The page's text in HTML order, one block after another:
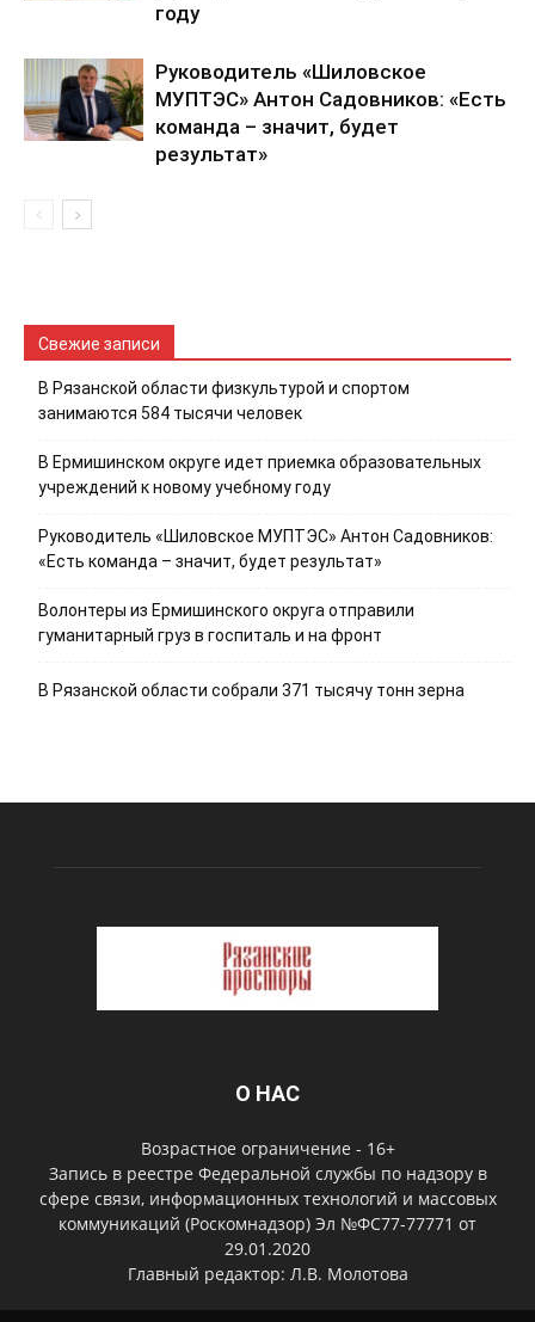
году
Руководитель «Шиловское
МУПТЭС» Антон Садовников: «Есть
команда – значит, будет
результат»
Свежие записи
В Рязанской области физкультурой и спортом
занимаются 584 тысячи человек
В Ермишинском округе идет приемка образовательных
учреждений к новому учебному году
Руководитель «Шиловское МУПТЭС» Антон Садовников:
«Есть команда – значит, будет результат»
Волонтеры из Ермишинского округа отправили
гуманитарный груз в госпиталь и на фронт
В Рязанской области собрали 371 тысячу тонн зерна
О НАС
Возрастное ограничение - 16+
Запись в реестре Федеральной службы по надзору в
сфере связи, информационных технологий и массовых
коммуникаций (Роскомнадзор) Эл №ФС77-77771 от
29.01.2020
Главный редактор: Л.В. Молотова